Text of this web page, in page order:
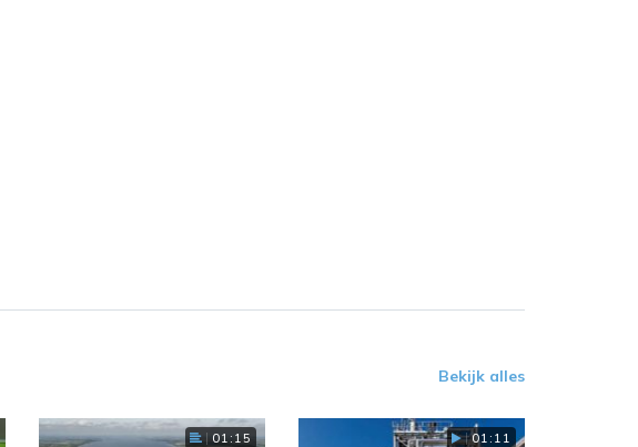
Bekijk alles
01:15 01:11